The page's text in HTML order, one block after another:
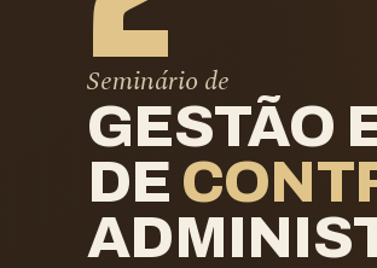
Seminário de
GESTÃO
DE